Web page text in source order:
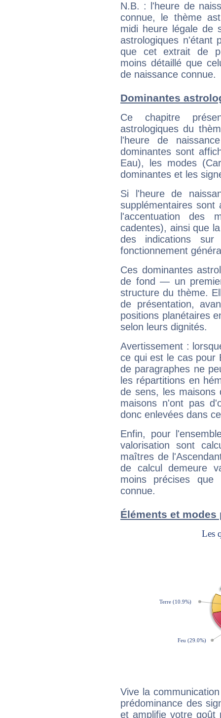
N.B. : l'heure de
connue, le thème
midi heure légale de
astrologiques n'étant
que cet extrait de
moins détaillé que
de naissance connue.
Dominantes
Ce chapitre
astrologiques du
l'heure de
dominantes sont
Eau), les modes
dominantes et les
Si l'heure de
supplémentaires sont
l'accentuation des
cadentes), ainsi que
des indications sur
fonctionnement
Ces dominantes
de fond — un
structure du thème.
de présentation,
positions planétaires
selon leurs dignités.
Avertissement :
ce qui est le cas pour
de paragraphes ne
les répartitions en
de sens, les maisons
maisons n'ont pas
donc enlevées dans
Enfin, pour
valorisation sont
maîtres de
de calcul demeure
moins précises que
connue.
Éléments et modes
Vive la
prédominance des
et amplifie votre goût